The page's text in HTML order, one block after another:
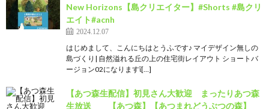
New Horizons【島クリエイター】#Shorts #島クリ
エイト#acnh
2024.12.07
はじめまして、こんにちはとうふです♪ マイデザイン無しの
島づくり| 自然溢れる丘の上の住宅街レイアウト ショートバ
ージョン02になりますἳ[…]
【あつ森生配信】初見さん大歓迎 まったりあつ森
生放送 【あつ森】【あつまれどうぶつの森】